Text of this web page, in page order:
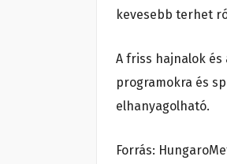
kevesebb terhet
A friss hajnalok
programokra és
elhanyagolható.
Forrás: